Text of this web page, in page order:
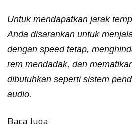
Untuk mendapatkan jarak
Anda disarankan untuk
dengan speed tetap,
rem mendadak, dan
dibutuhkan seperti sistem
audio.
Baca Juga :